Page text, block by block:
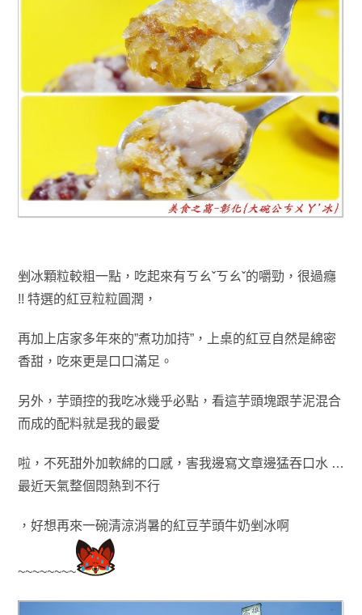
剉冰顆粒較粗一點，吃起來有ㄎㄠˇㄎㄠˇ的嚼勁 ，很過癮
!! 特選的紅豆粒粒圓潤 ，
再加上店家多年來的”煮功加持”，上桌的紅豆自然是綿密
香甜，吃來更是口口滿足 。
另外， 芋頭控的我吃冰幾乎必點，看這芋頭塊跟芋泥混合
而成的配料就是我的最愛
啦 ，不死甜外加軟綿的口感，害我邊寫文章邊猛吞口水 …
最近天氣整個悶熱到不行
，好想再來一碗清涼消暑的紅豆芋頭牛奶剉冰啊
~~~~~~~~